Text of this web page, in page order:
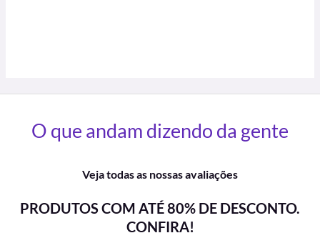
O que andam dizendo da gente
Veja todas as nossas avaliações
PRODUTOS COM ATÉ 80% DE DESCONTO.
CONFIRA!